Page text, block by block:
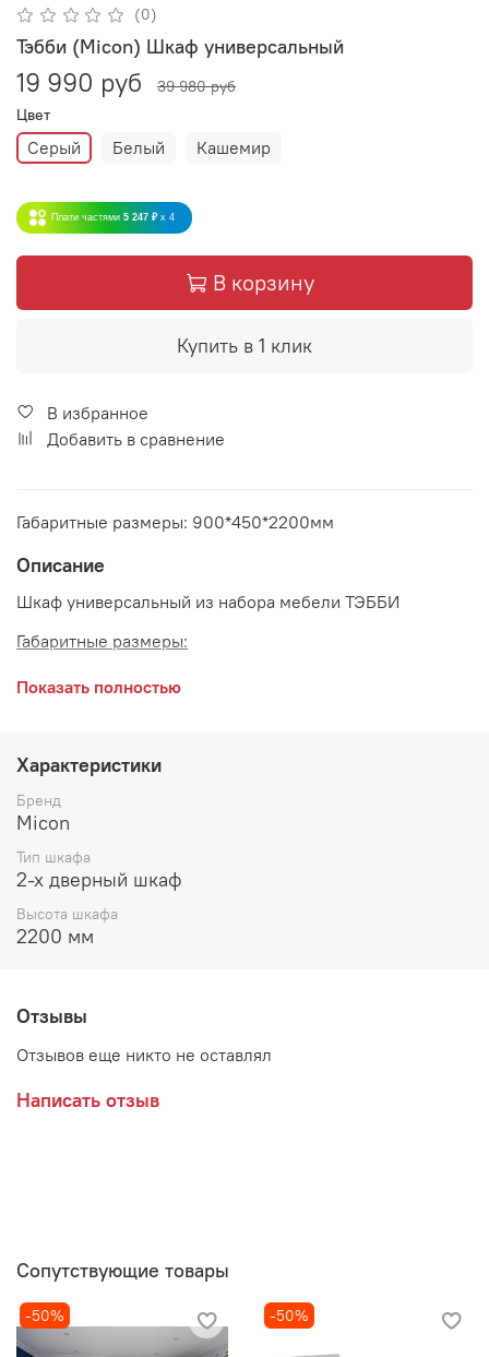
(0)
Тэбби (Micon) Шкаф универсальный
19 990 руб
39 980 руб
Цвет
Серый Белый Кашемир
Плати частями 5 247 ₽ x 4
В корзину
Купить в 1 клик
В избранное
Добавить в сравнение
Габаритные размеры: 900*450*2200мм
Описание
Шкаф универсальный из набора мебели ТЭББИ
Габаритные размеры:
длина 900 мм
высота 2200 мм
Цвет:
ЛДСП Белый с тиснением "Древесные поры" / ЛДСП
Графит Серый
ЛДСП Кашемир / ЛДСП Дуб Крафт Золотой
ЛДСП Серый камень / ЛДСП Дуб Крафт Серый
Показать полностью
Характеристики
Бренд
Micon
Тип шкафа
2-х дверный шкаф
Высота шкафа
2200 мм
Отзывы
Отзывов еще никто не оставлял
Написать отзыв
Сопутствующие товары
-50% -50%